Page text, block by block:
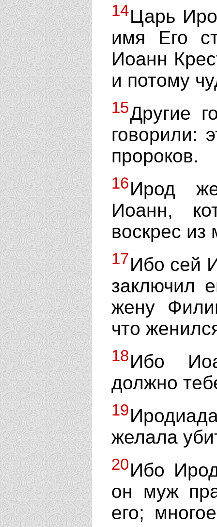
14Царь
имя Его
Иоанн
и потому
15Другие
говорили:
пророков.
16Ирод
Иоанн,
воскрес из
17Ибо сей
заключил
жену
что
18Ибо
должно
19
желала
20Ибо
он муж
его;